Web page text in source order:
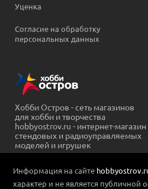
Уценка
Согласие на обработку
персональных данных
Хобби Остров - сеть магазинов
для хобби и творчества
hobbyostrov.ru - интернет-магазин
стендовых и радиоуправляемых
моделей и игрушек
Информация на сайте
характер и не является